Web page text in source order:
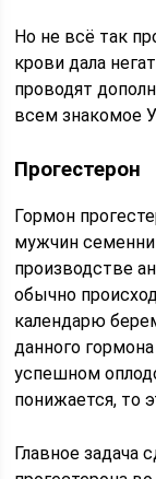
Но не всё так
крови дала
проводят
всем знакомое
Прогестерон
Гормон
мужчин
производстве
обычно
календарю
данного
успешном
понижается, то
Главное задача